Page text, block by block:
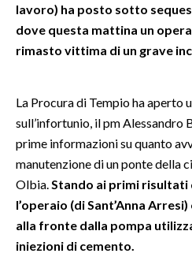
MOTORI
TENNIS
CULTURA
SALUTE
SARDEGNA TURISMO
lavoro) ha posto sotto
dove questa mattina un
rimasto vittima di un grave
La Procura di Tempio ha aperto
sull’infortunio, il pm Alessandro
prime informazioni su quanto
manutenzione di un ponte della
Olbia. Stando ai primi risultati
l’operaio (di Sant’Anna
alla fronte dalla pompa
iniezioni di cemento.